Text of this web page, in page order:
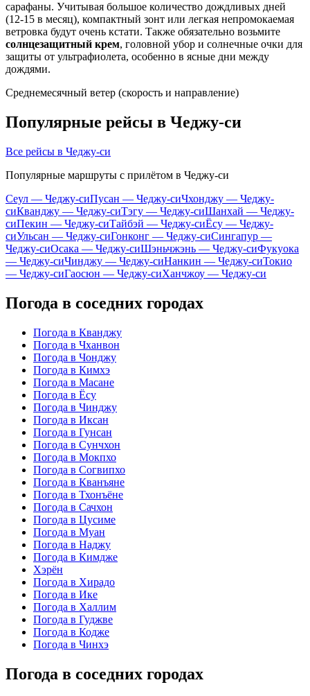
сарафаны. Учитывая большое количество дождливых дней
(12-15 в месяц), компактный зонт или легкая непромокаемая
ветровка будут очень кстати. Также обязательно возьмите
солнцезащитный крем, головной убор и солнечные очки для
защиты от ультрафиолета, особенно в ясные дни между
дождями.
Среднемесячный ветер (скорость и направление)
Популярные рейсы в Чеджу-си
Все рейсы в Чеджу-си
Популярные маршруты с прилётом в Чеджу-си
Сеул — Чеджу-сиПусан — Чеджу-сиЧхонджу — Чеджу-
сиКванджу — Чеджу-сиТэгу — Чеджу-сиШанхай — Чеджу-
сиПекин — Чеджу-сиТайбэй — Чеджу-сиЁсу — Чеджу-
сиУльсан — Чеджу-сиГонконг — Чеджу-сиСингапур —
Чеджу-сиОсака — Чеджу-сиШэньчжэнь — Чеджу-сиФукуока
— Чеджу-сиЧинджу — Чеджу-сиНанкин — Чеджу-сиТокио
— Чеджу-сиГаосюн — Чеджу-сиХанчжоу — Чеджу-си
Погода в соседних городах
Погода в Кванджу
Погода в Чханвон
Погода в Чонджу
Погода в Кимхэ
Погода в Масане
Погода в Ёсу
Погода в Чинджу
Погода в Иксан
Погода в Гунсан
Погода в Сунчхон
Погода в Мокпхо
Погода в Согвипхо
Погода в Кванъяне
Погода в Тхонъёне
Погода в Сачхон
Погода в Цусиме
Погода в Муан
Погода в Наджу
Погода в Кимдже
Хэрён
Погода в Хирадо
Погода в Ике
Погода в Халлим
Погода в Гуджве
Погода в Кодже
Погода в Чинхэ
Погода в соседних городах